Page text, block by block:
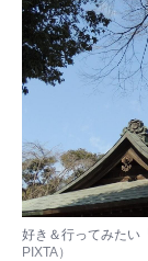
好き＆行ってみたい
PIXTA）